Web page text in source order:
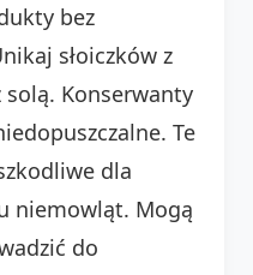
bez
słoiczków z
Konserwanty
Te
dla
niemowląt. Mogą
do